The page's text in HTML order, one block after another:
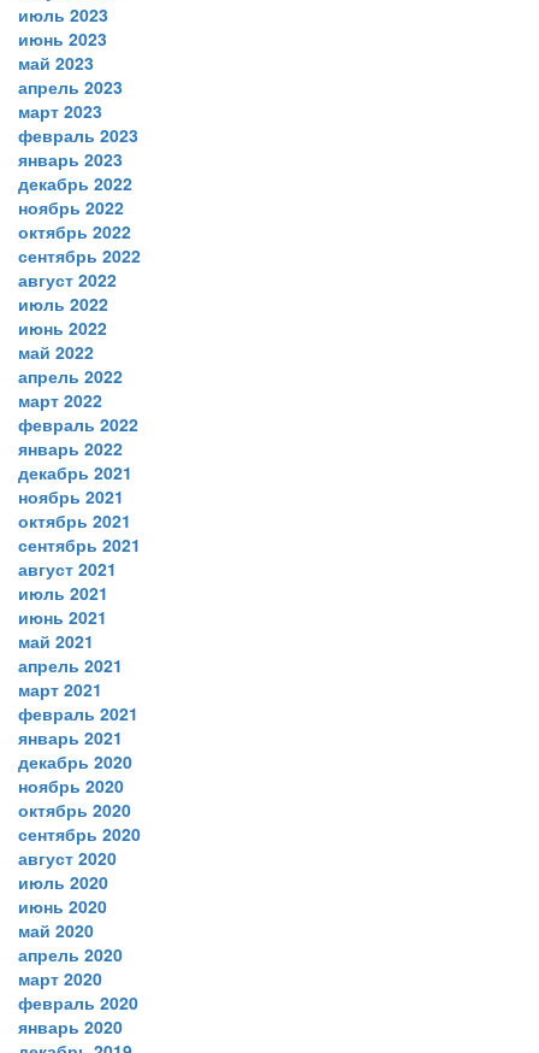
июль 2023
июнь 2023
май 2023
апрель 2023
март 2023
февраль 2023
январь 2023
декабрь 2022
ноябрь 2022
октябрь 2022
сентябрь 2022
август 2022
июль 2022
июнь 2022
май 2022
апрель 2022
март 2022
февраль 2022
январь 2022
декабрь 2021
ноябрь 2021
октябрь 2021
сентябрь 2021
август 2021
июль 2021
июнь 2021
май 2021
апрель 2021
март 2021
февраль 2021
январь 2021
декабрь 2020
ноябрь 2020
октябрь 2020
сентябрь 2020
август 2020
июль 2020
июнь 2020
май 2020
апрель 2020
март 2020
февраль 2020
январь 2020